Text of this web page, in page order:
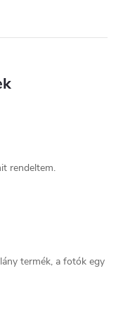
rendeltem.
termék, a fotók egy